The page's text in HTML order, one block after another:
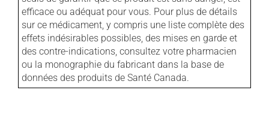
efficace ou adéquat pour vous. Pour plus de détails
sur ce médicament, y compris une liste complète des
effets indésirables possibles, des mises en garde et
des contre-indications, consultez votre pharmacien
ou la monographie du fabricant dans la base de
données des produits de Santé Canada.